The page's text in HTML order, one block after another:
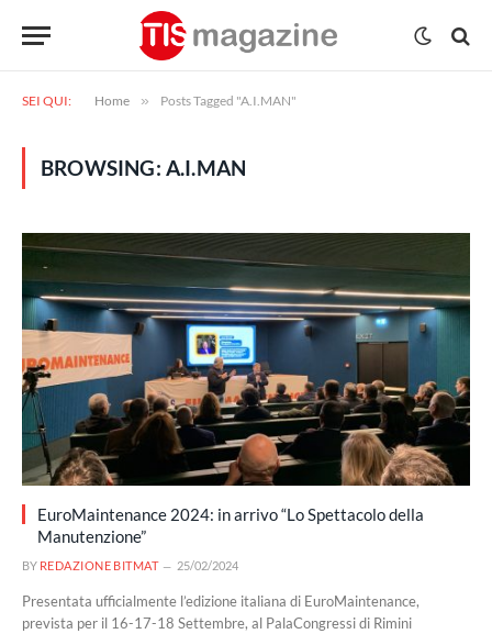
SEI QUI: Home » Posts Tagged "A.I.MAN"
BROWSING: A.I.MAN
EuroMaintenance 2024: in arrivo “Lo Spettacolo della
Manutenzione”
BY REDAZIONE BITMAT 25/02/2024
Presentata ufficialmente l’edizione italiana di EuroMaintenance,
prevista per il 16-17-18 Settembre, al PalaCongressi di Rimini